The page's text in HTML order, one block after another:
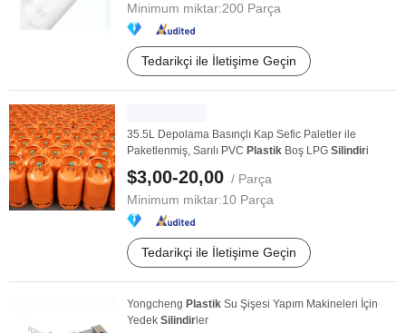
Minimum miktar:200 Parça
Tedarikçi ile İletişime Geçin
35.5L Depolama Basınçlı Kap Sefic Paletler ile
Paketlenmiş, Sarılı PVC Plastik Boş LPG Silindiri
$3,00-20,00 / Parça
Minimum miktar:10 Parça
Tedarikçi ile İletişime Geçin
Yongcheng Plastik Su Şişesi Yapım Makineleri İçin
Yedek Silindir ler